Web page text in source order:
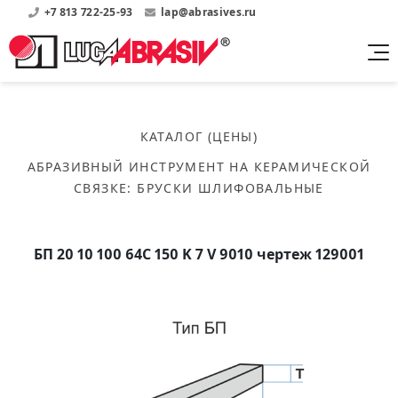
+7 813 722-25-93 lap@abrasives.ru
бакелитовой связке
Скачать каталог
Круги шлифовальные
Сегменты шлифовальные
керамической связке
Круги шлифовальные
Скачать прайсы на нашу продукцию
Нормативные документы, ГОСТы, Инструкции по
О нас
Информация о заводе
История завода
Контакты
КАТАЛОГ (ЦЕНЫ)
АБРАЗИВНЫЙ ИНСТРУМЕНТ НА КЕРАМИЧЕСКОЙ
СВЯЗКЕ: БРУСКИ ШЛИФОВАЛЬНЫЕ
БП 20 10 100 64С 150 K 7 V 9010 чертеж 129001